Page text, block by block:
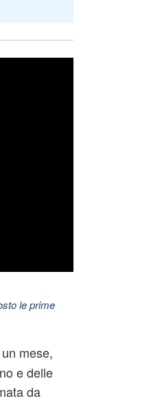
le prime
mese,
e delle
da